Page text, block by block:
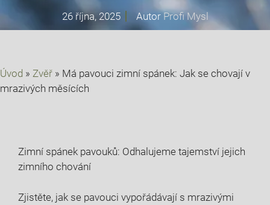
26 října, 2025 Autor Profi Mysl
Úvod » Zvěř » Má pavouci zimní spánek: Jak se chovají v
mrazivých měsících
Zimní spánek pavouků: Odhalujeme tajemství jejich
zimního chování
Zjistěte, jak se pavouci vypořádávají s mrazivými